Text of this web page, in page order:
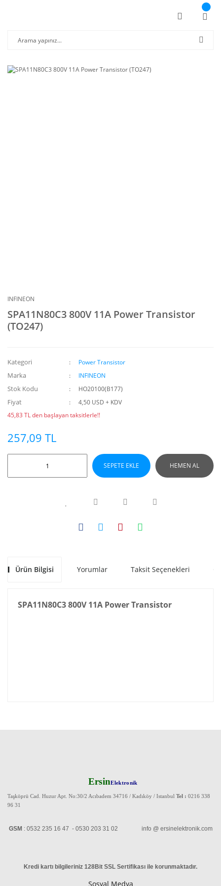
INFINEON
SPA11N80C3 800V 11A Power Transistor
(TO247)
Kategori Power Transistor
Marka INFINEON
Stok Kodu HO20100(B177)
Fiyat
4,50 USD + KDV
45,83 TL den başlayan taksitlerle!!
257,09 TL
SEPETE EKLE HEMEN AL
Ürün Bilgisi Yorumlar Taksit Seçenekleri
SPA11N80C3 800V 11A Power Transistor
ErsinElektronik
Taşköprü Cad. Huzur Apt. No:30/2 Acıbadem 34716 / Kadıköy / Istanbul Tel : 0216 338
96 31
GSM : 0532 235 16 47 - 0530 203 31 02 info @ ersinelektronik.com
Kredi kartı bilgileriniz 128Bit SSL Sertifikası ile korunmaktadır.
Sosyal Medya